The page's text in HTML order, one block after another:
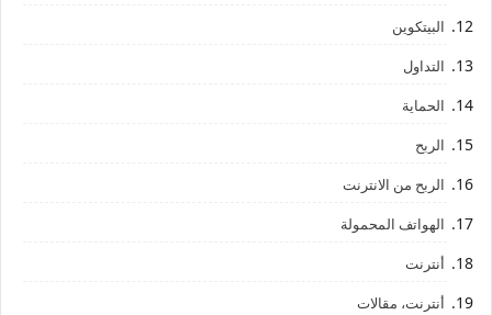
البيتكوين
التداول
الحماية
الربح
الربح من الانترنت
الهواتف المحمولة
أنترنت
أنترنت، مقالات